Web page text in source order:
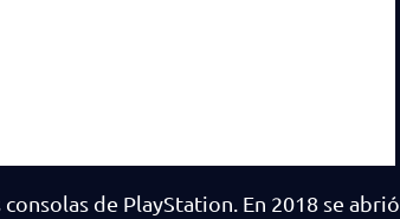
de PlayStation. En 2018 se abrió